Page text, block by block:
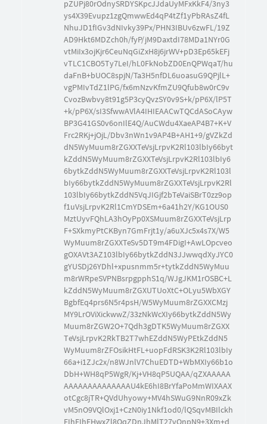
pZUPj80rOdnySRDYSKpcJJdaUyMFxKkF4/3ny3
ys4X39Evupz1zgQmwwEd4qP4tZf1yPbRAsZ4fL
NhuJD1fIGv3dNIvky39Px/PHN3IBUv6zwFL/19Z
AD9Hkt6MDZch0h/fyP/jM9DaxtdI78MDa1NYr0G
vtMiIx3ojKjr6CeuNqGiZxH8j6jrWV+pD3Ep65kEFj
vTLC1CBO5Ty7LeI/hL0FkNobZD0EnQPWqaT/hu
daFnB+bUOC8spjN/Ta3H5nfDL6uoasuG9QPjlL+
vgPMIvTdZ1lPG/fx6mNzvKfmZU9Qfub8w0rC9v
CvozBwbvy8t91g5P3cyQvzSY0v9S+k/pP6X/lP5T
+k/pP6X/sI3SfwwAVlA4IHIEAACwTQCdASoCAyw
BP3G41GS0v6onIlE4Q/AuCWdu4XaeAP4B7+K+V
Frc2RKj+jOjL/Dbv3nWn1v9AP4B+AH1+9/gVZkZd
dN5WyMuum8rZGXXTeVsjLrpvK2Rl103lbIy66byt
kZddN5WyMuum8rZGXXTeVsjLrpvK2Rl103lbIy6
6bytkZddN5WyMuum8rZGXXTeVsjLrpvK2Rl103l
bIy66bytkZddN5WyMuum8rZGXXTeVsjLrpvK2Rl
103lbIy66bytkZddN5VqJIGjf2bTeVaiSBrT0zz9op
f1uVsjLrpvK2Rl1CmYDSEm+6a41h2Y/KG1OUS0
MztUyvFQhLA3hOyPp0XSMuum8rZGXXTeVsjLrp
F+SXkmyPtCKByn7GmFrjt1y/a6uXJc5x4s7X/W5
WyMuum8rZGXXTeSv5DT9m4FDigI+AwLOpcveo
gOXAVt3AZ103lbIy66bytkZddN3JJwwqdXyJYC0
gYUSDj26YDhl+xpusnmm5r+tytkZddN5WyMuu
m8rWRpeSVPNBsrpgpphS1q/WJgJKM1rOSBC+L
kZddN5WyMuum8rZGXUTUoXtC+OLyu5WbXGY
BgbfEq4prs6N5r4psH/W5WyMuum8rZGXXCMzj
MY9LrOViXickwwZ/33zNkWcXIy66bytkZddN5Wy
Muum8rZGW2O+7Qdh3gDTK5WyMuum8rZGXX
TeVsjLrpvK2RkTB2T7whEZddN5WyPEtkZddN5
WyMuum8rZFOsikHtFL+uopFdRSK3K2Rl103lbIy
66a+i1ZJc2x/n8WJnlV7ChuEDTD+WbMXIy66b1o
DbH+WH8qP5WgR/Kj+VH8qP5UQAA/qZXAAAAA
AAAAAAAAAAAAAAU4kE6hI8BrYfaPoMmWIXAAX
otCgc8jTR+QVdUhyowy+MV4hSWuG9NnR09xZk
vM5nO9VQlOxj1+CzN0iy1Nkf1od0/lQSqvMBIlckh
EIhEIhEHwxZl8OqZDnJhMlT27vOnpN9+3Xm+d